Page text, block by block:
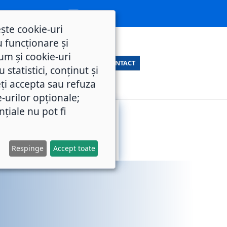
CONTACT
cookie-uri
funcționare și
și cookie-uri
statistici, conținut și
accepta sau refuza
urilor opționale;
nu pot fi
Respinge Accept toate